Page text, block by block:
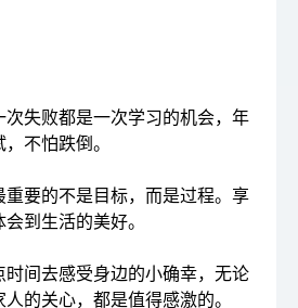
失败都是一次学习的机会，年
不怕跌倒。
要的不是目标，而是过程。享
到生活的美好。
间去感受身边的小确幸，无论
的关心，都是值得感激的。